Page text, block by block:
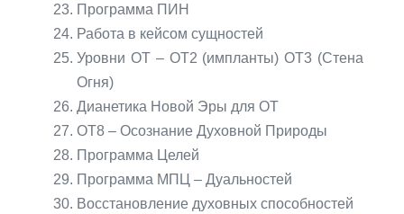
Программа ПИН
Работа в кейсом сущностей
Уровни ОТ – ОТ2 (импланты) ОТ3 (Стена
Огня)
Дианетика Новой Эры для ОТ
ОТ8 – Осознание Духовной Природы
Программа Целей
Программа МПЦ – Дуальностей
Восстановление духовных способностей